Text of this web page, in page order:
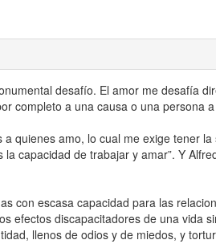
desafío. El amor me desafía
completo a una causa o una persona
quienes amo, lo cual me exige tener
capacidad de trabajar y amar”. Y
con escasa capacidad para las
efectos discapacitadores de una vida
llenos de odios y de miedos, y